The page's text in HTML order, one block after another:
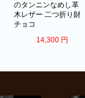
のタンニンなめし革
木レザー 二つ折り財
チョコ
14,300 円